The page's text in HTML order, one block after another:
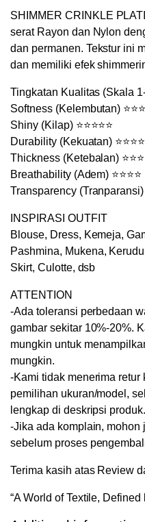
SHIMMER CRINKLE
serat Rayon dan Nylon
dan permanen. Tekstur ini
dan memiliki efek
Tingkatan Kualitas (Skala
Softness (Kelembutan)
Shiny (Kilap) ⭐⭐⭐⭐⭐
Durability (Kekuatan)
Thickness (Ketebalan)
Breathability (Adem) ⭐⭐⭐⭐
Transparency
INSPIRASI OUTFIT
Blouse, Dress, Kemeja,
Pashmina, Mukena,
Skirt, Culotte, dsb
ATTENTION
-Ada toleransi perbedaan
gambar sekitar 10%-20%.
mungkin untuk
mungkin.
-Kami tidak menerima
pemilihan ukuran/model,
lengkap di deskripsi produk.
-Jika ada komplain,
sebelum proses
Terima kasih atas Review
“A World of Textile,